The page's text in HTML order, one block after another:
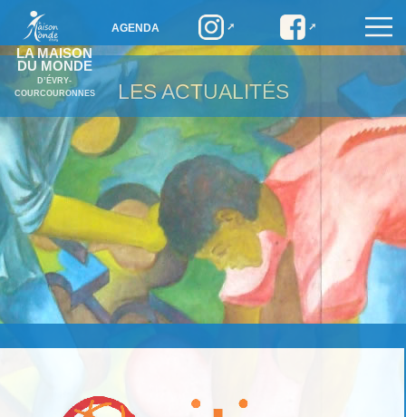
LA MAISON
DU MONDE
D’ÉVRY-
COURCOURONNES
AGENDA
LES ACTUALITÉS